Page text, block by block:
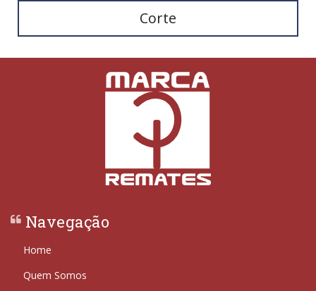
Corte
Navegação
Home
Quem Somos